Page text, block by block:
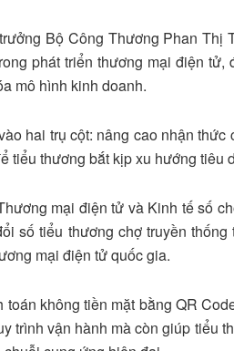
Bộ Công Thương Phan Thị
phát triển thương mại điện tử,
mô hình kinh doanh.
hai trụ cột: nâng cao nhận thức
tiểu thương bắt kịp xu hướng tiêu
mại điện tử và Kinh tế số
số tiểu thương chợ truyền
mại điện tử quốc gia.
không tiền mặt bằng QR
trình vận hành mà còn giúp tiểu